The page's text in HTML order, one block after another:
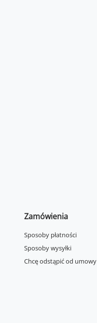
Zamówienia
Sposoby płatności
Sposoby wysyłki
Chcę odstąpić od umowy